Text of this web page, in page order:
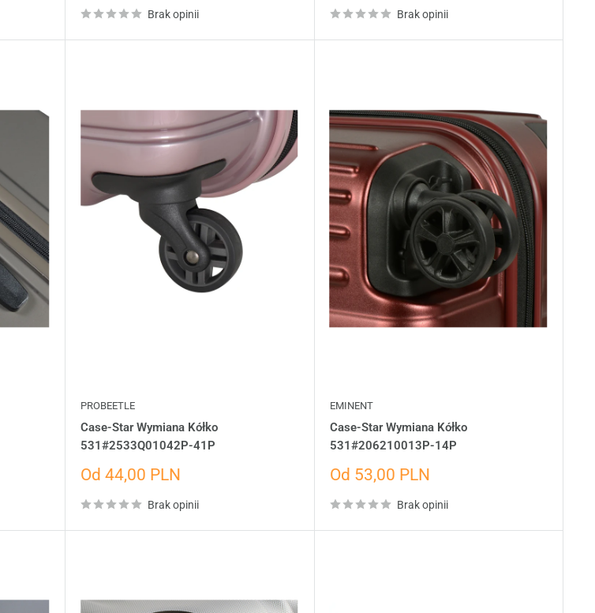
Brak opinii Brak opinii
PROBEETLE
Case-Star Wymiana Kółko
531#2533Q01042P-41P
Cena
Od 44,00 PLN
Brak opinii
EMINENT
Case-Star Wymiana Kółko
531#206210013P-14P
Cena
Od 53,00 PLN
Brak opinii